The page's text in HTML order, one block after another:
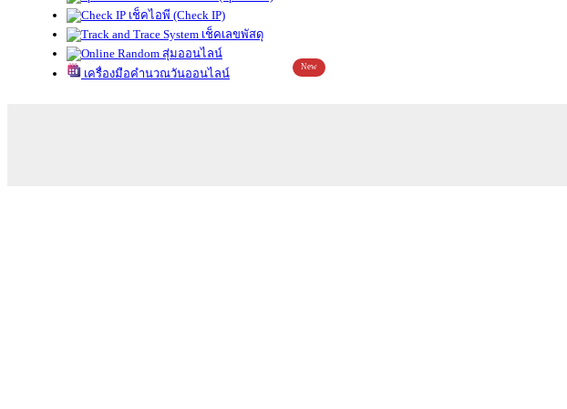
เช็คไอพี (Check IP)
เช็คเลขพัสดุ
สุ่มออนไลน์
เครื่องมือคำนวณวันออนไลน์
New